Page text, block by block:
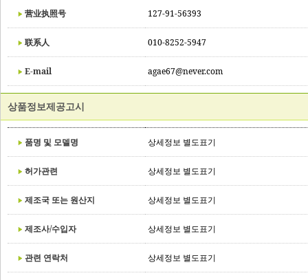
营业执照号 127-91-56393
联系人 010-8252-5947
E-mail agae67@never.com
상품정보제공고시
품명 및 모델명 상세정보 별도표기
허가관련 상세정보 별도표기
제조국 또는 원산지 상세정보 별도표기
제조사/수입자 상세정보 별도표기
관련 연락처 상세정보 별도표기